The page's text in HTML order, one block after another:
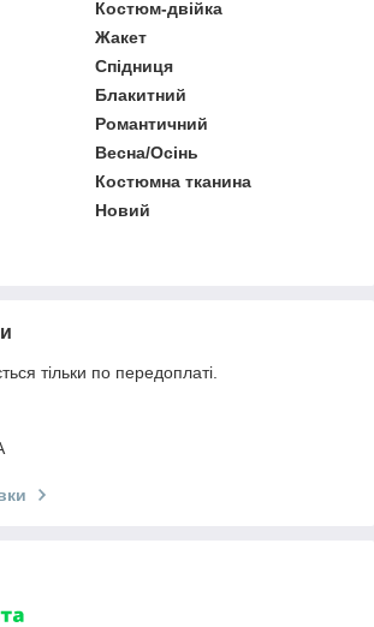
Костюм-двійка
Жакет
Спідниця
Блакитний
Романтичний
Весна/Осінь
Костюмна тканина
Новий
тільки по передоплаті.